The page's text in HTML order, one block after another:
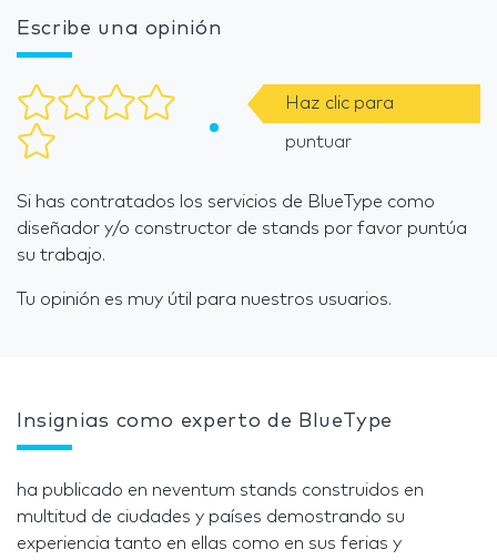
Escribe una opinión
Haz clic para
puntuar
Si has contratados los servicios de BlueType como
diseñador y/o constructor de stands por favor puntúa
su trabajo.
Tu opinión es muy útil para nuestros usuarios.
Insignias como experto de BlueType
ha publicado en neventum stands construidos en
multitud de ciudades y países demostrando su
experiencia tanto en ellas como en sus ferias y